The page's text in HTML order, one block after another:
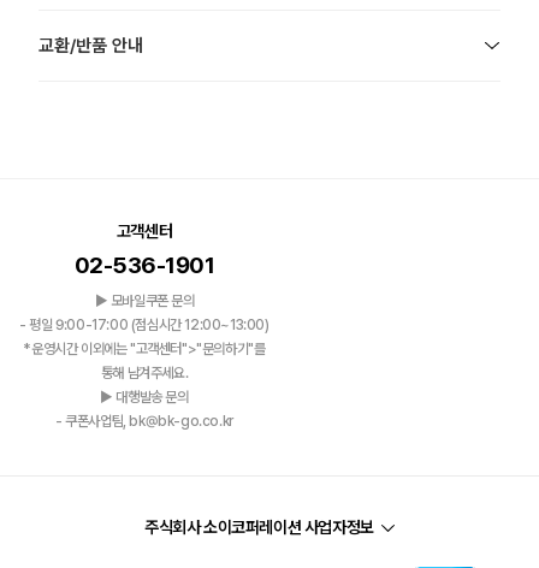
교환/반품 안내
고객센터
02-536-1901
▶ 모바일쿠폰 문의
- 평일 9:00-17:00 (점심시간 12:00~13:00)
*운영시간 이외에는 "고객센터">"문의하기"를
통해 남겨주세요.
▶ 대행발송 문의
- 쿠폰사업팀, bk@bk-go.co.kr
주식회사 소이코퍼레이션 사업자정보